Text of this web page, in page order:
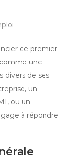
de premier
comme une
divers de ses
un
ou un
à répondre